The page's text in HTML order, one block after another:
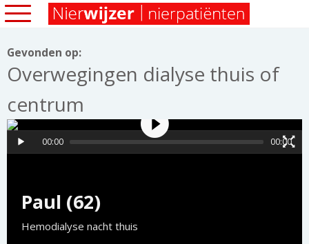
Gevonden op:
Overwegingen dialyse thuis of
centrum
Paul (62)
Hemodialyse nacht thuis
00:00 00:00